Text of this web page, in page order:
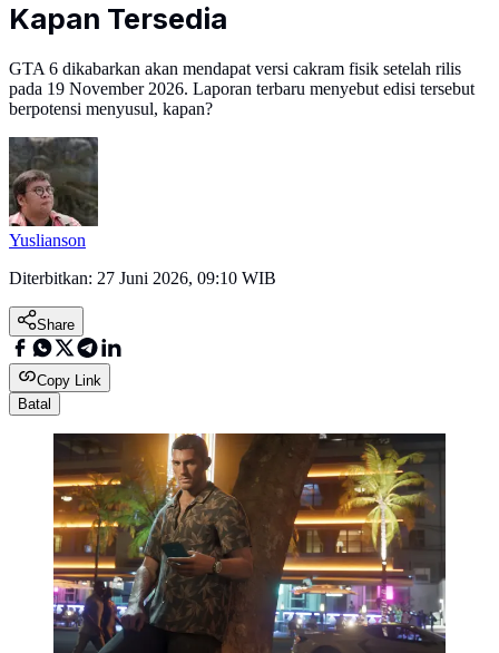
Kapan Tersedia
GTA 6 dikabarkan akan mendapat versi cakram fisik setelah rilis
pada 19 November 2026. Laporan terbaru menyebut edisi tersebut
berpotensi menyusul, kapan?
Yuslianson
Diterbitkan: 27 Juni 2026, 09:10 WIB
Share
Copy Link
Batal